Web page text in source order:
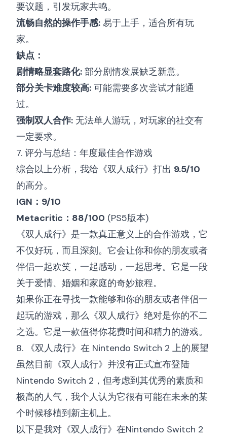
要议题，引发玩家共鸣。
流畅自然的操作手感: 易于上手，适合所有玩
家。
缺点：
剧情略显套路化: 部分剧情发展缺乏新意。
部分关卡难度较高: 可能需要多次尝试才能通
过。
强制双人合作: 无法单人游玩，对玩家的社交有
一定要求。
7. 评分与总结：年度最佳合作游戏
综合以上分析，我给《双人成行》打出 9.5/10
的高分。
IGN：9/10
Metacritic：88/100 (PS5版本)
《双人成行》是一款真正意义上的合作游戏，它
不仅好玩，而且深刻。它会让你和你的朋友或者
伴侣一起欢笑，一起感动，一起思考。它是一段
关于爱情、婚姻和家庭的奇妙旅程。
如果你正在寻找一款能够和你的朋友或者伴侣一
起玩的游戏，那么《双人成行》绝对是你的不二
之选。它是一款值得你花费时间和精力的游戏。
8. 《双人成行》在 Nintendo Switch 2 上的展望
虽然目前《双人成行》并没有正式宣布登陆
Nintendo Switch 2，但考虑到其优秀的素质和
极高的人气，我个人认为它很有可能在未来的某
个时候移植到新主机上。
以下是我对《双人成行》在Nintendo Switch 2